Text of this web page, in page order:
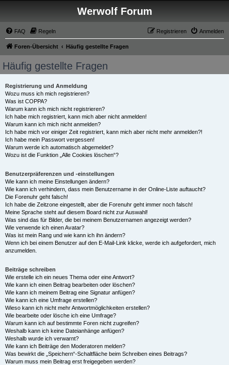
Werwolf Forum
FAQ Regeln Anmelden
Registrieren
Foren-Übersicht Häufig gestellte Fragen
Häufig gestellte Fragen
Registrierung und Anmeldung
Wozu muss ich mich registrieren?
Was ist COPPA?
Warum kann ich mich nicht registrieren?
Ich habe mich registriert, kann mich aber nicht anmelden!
Warum kann ich mich nicht anmelden?
Ich habe mich vor einiger Zeit registriert, kann mich aber nicht mehr anmelden?!
Ich habe mein Passwort vergessen!
Warum werde ich automatisch abgemeldet?
Wozu ist die Funktion „Alle Cookies löschen“?
Benutzerpräferenzen und -einstellungen
Wie kann ich meine Einstellungen ändern?
Wie kann ich verhindern, dass mein Benutzername in der Online-Liste auftaucht?
Die Forenuhr geht falsch!
Ich habe die Zeitzone eingestellt, aber die Forenuhr geht immer noch falsch!
Meine Sprache steht auf diesem Board nicht zur Auswahl!
Was sind das für Bilder, die bei meinem Benutzernamen angezeigt werden?
Wie verwende ich einen Avatar?
Was ist mein Rang und wie kann ich ihn ändern?
Wenn ich bei einem Benutzer auf den E-Mail-Link klicke, werde ich aufgefordert, mich
anzumelden.
Beiträge schreiben
Wie erstelle ich ein neues Thema oder eine Antwort?
Wie kann ich einen Beitrag bearbeiten oder löschen?
Wie kann ich meinem Beitrag eine Signatur anfügen?
Wie kann ich eine Umfrage erstellen?
Wieso kann ich nicht mehr Antwortmöglichkeiten erstellen?
Wie bearbeite oder lösche ich eine Umfrage?
Warum kann ich auf bestimmte Foren nicht zugreifen?
Weshalb kann ich keine Dateianhänge anfügen?
Weshalb wurde ich verwarnt?
Wie kann ich Beiträge den Moderatoren melden?
Was bewirkt die „Speichern“-Schaltfläche beim Schreiben eines Beitrags?
Warum muss mein Beitrag erst freigegeben werden?